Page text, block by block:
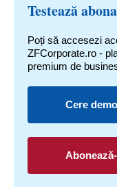
Testează
Poți să accesezi
ZFCorporate.ro -
premium de
Cere demo